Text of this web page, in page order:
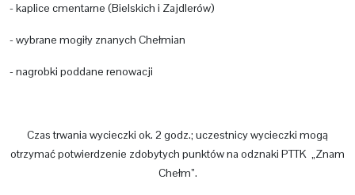
- kaplice cmentarne (Bielskich i Zajdlerów)
- wybrane mogiły znanych Chełmian
- nagrobki poddane renowacji
Czas trwania wycieczki ok. 2 godz.; uczestnicy wycieczki mogą
otrzymać potwierdzenie zdobytych punktów na odznaki PTTK „Znam
Chełm”.